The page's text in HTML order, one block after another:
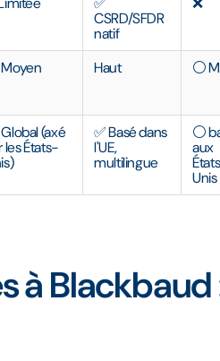
CSRD/SFDR
natif
Haut ⚪
(axé
les États-
✅ Basé dans
l'UE,
multilingue
⚪
aux
Unis
à Blackbaud